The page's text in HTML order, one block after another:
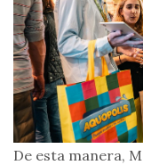
De esta manera,